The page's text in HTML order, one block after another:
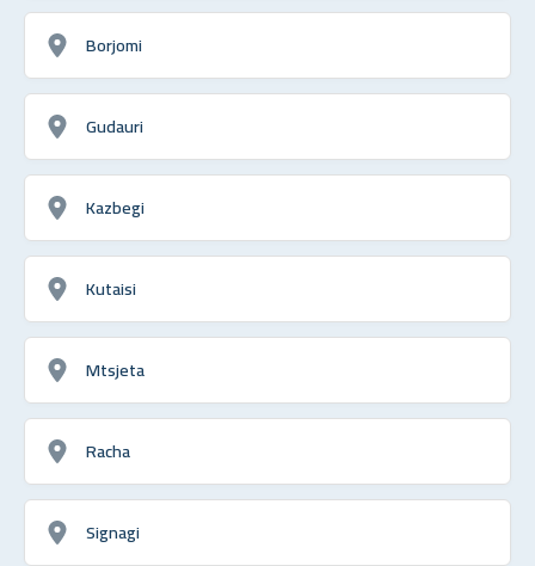
Borjomi
Gudauri
Kazbegi
Kutaisi
Mtsjeta
Racha
Signagi